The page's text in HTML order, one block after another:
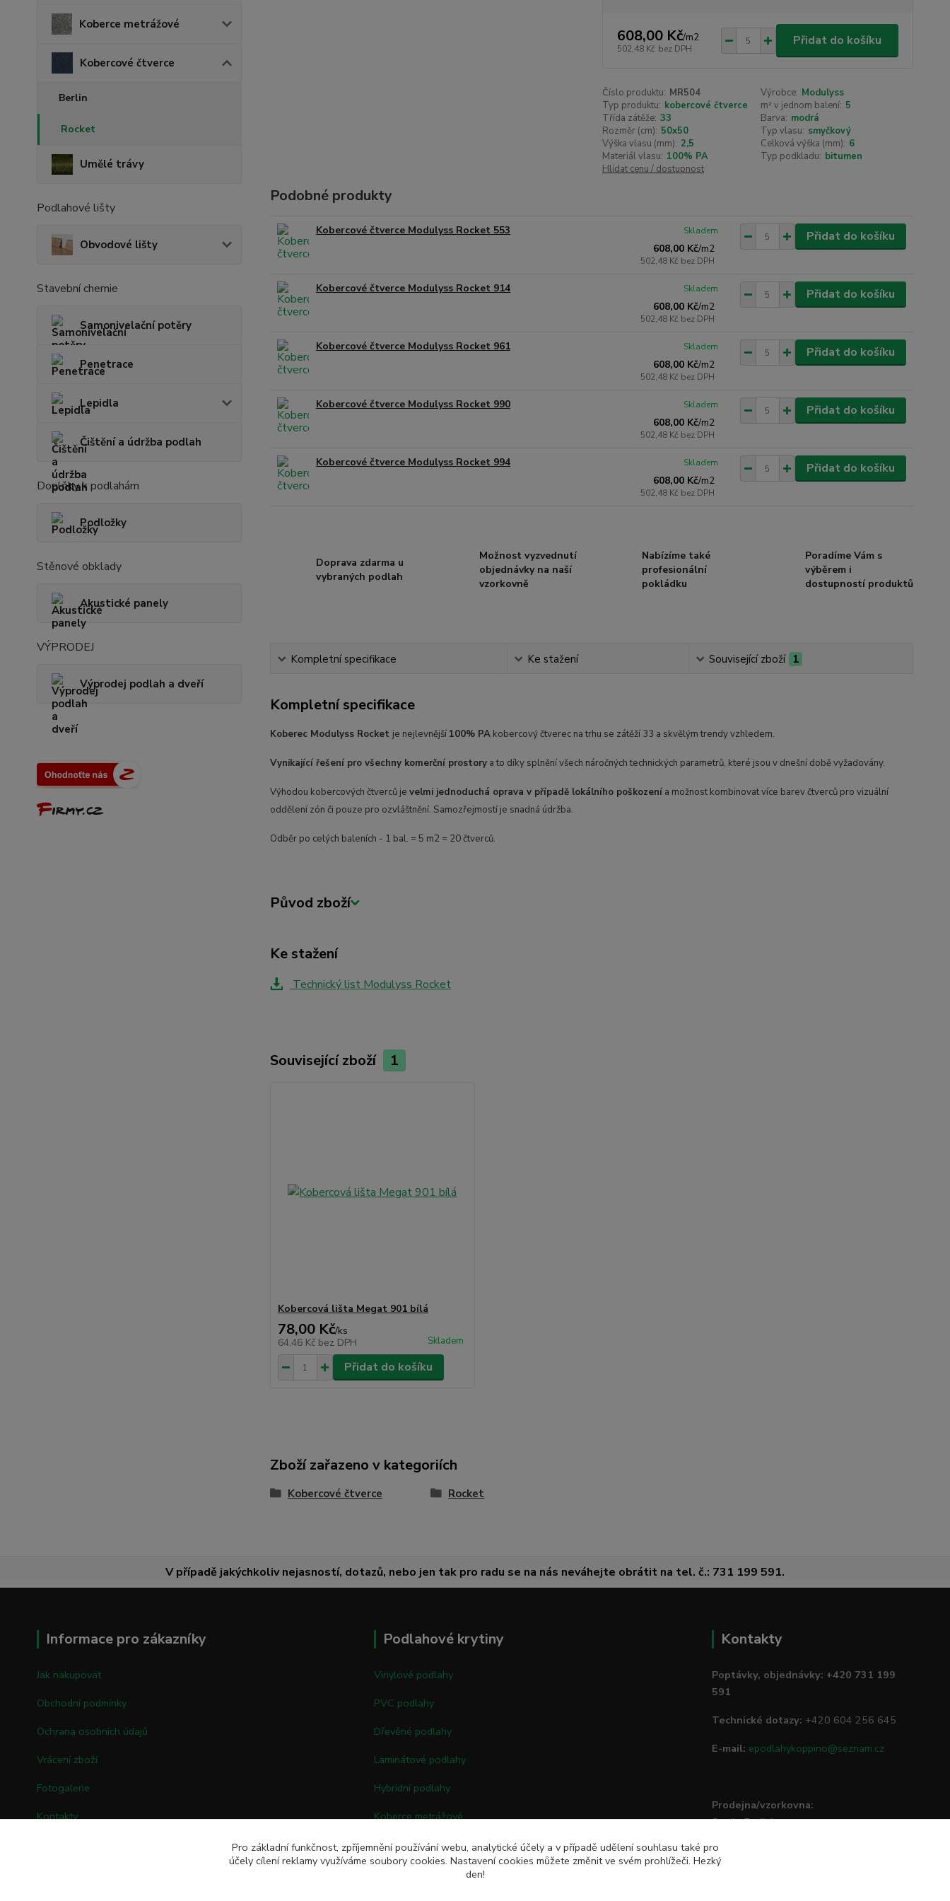
Koberce metrážové
Kobercové čtverce
Berlin
Rocket
Umělé trávy
Podlahové lišty
Obvodové lišty
Stavební chemie
Samonivelační potěry
Penetrace
Lepidla
Čištění a údržba podlah
Doplňky k podlahám
Podložky
Stěnové obklady
Akustické panely
VÝPRODEJ
Výprodej podlah a dveří
608,00 Kč/m2
502,48 Kč bez DPH
Přidat do košíku
Číslo produktu: MR504 Výrobce: Modulyss
Typ produktu: kobercové čtverce m² v jednom balení: 5
Třída zátěže: 33 Barva: modrá
Rozměr (cm): 50x50 Typ vlasu: smyčkový
Výška vlasu (mm): 2,5 Celková výška (mm): 6
Materiál vlasu: 100% PA Typ podkladu: bitumen
Hlídat cenu / dostupnost
Podobné produkty
Kobercové čtverce Modulyss Rocket 553
608,00 Kč/m2
502,48 Kč bez DPH
Skladem Přidat do košíku
Kobercové čtverce Modulyss Rocket 914
608,00 Kč/m2
502,48 Kč bez DPH
Skladem Přidat do košíku
Kobercové čtverce Modulyss Rocket 961
608,00 Kč/m2
502,48 Kč bez DPH
Skladem Přidat do košíku
Kobercové čtverce Modulyss Rocket 990
608,00 Kč/m2
502,48 Kč bez DPH
Skladem Přidat do košíku
Kobercové čtverce Modulyss Rocket 994
608,00 Kč/m2
502,48 Kč bez DPH
Skladem Přidat do košíku
Doprava zdarma u
vybraných podlah
Možnost vyzvednutí
objednávky na naší
vzorkovně
Nabízíme také
profesionální
pokládku
Poradíme Vám s
výběrem i
dostupností produktů
Kompletní specifikace Ke stažení Související zboží 1
Kompletní specifikace
Koberec Modulyss Rocket je nejlevnější 100% PAkobercový čtverec na trhu se zátěží 33 a skvělým trendy vzhledem.
Vynikající řešení pro všechny komerční prostorya to díky splnění všech náročných technických parametrů, které jsou v dnešní době vyžadovány.
Výhodou kobercových čtverců je velmi jednoduchá oprava v případě lokálního poškozenía možnost kombinovat více barev čtverců pro vizuální
oddělení zón či pouze pro ozvláštnění. Samozřejmostí je snadná údržba.
Odběr po celých baleních - 1 bal. = 5 m2 = 20 čtverců.
Původ zboží
Ke stažení
Technický list Modulyss Rocket
Související zboží 1
Kobercová lišta Megat 901 bílá
78,00 Kč/ks
64,46 Kč bez DPH Skladem
Přidat do košíku
Zboží zařazeno v kategoriích
Kobercové čtverce Rocket
V případě jakýchkoliv nejasností, dotazů, nebo jen tak pro radu se na nás neváhejte obrátit na tel. č.: 731 199 591.
Informace pro zákazníky
Jak nakupovat
Obchodní podmínky
Ochrana osobních údajů
Vrácení zboží
Fotogalerie
Kontakty
Podlahové krytiny
Vinylové podlahy
PVC podlahy
Dřevěné podlahy
Laminátové podlahy
Hybridní podlahy
Koberce metrážové
Kobercové čtverce
Kontakty
Poptávky, objednávky: +420 731 199
591
Technické dotazy: +420 604 256 645
E-mail: epodlahykoppino@seznam.cz
Prodejna/vzorkovna:
Studio Podlah
74801 Hlučín
Pro základní funkčnost, zpříjemnění používání webu, analytické účely a v případě udělení souhlasu také pro
účely cílení reklamy využíváme soubory cookies. Nastavení cookies můžete změnit ve svém prohlížeči. Hezký
den!